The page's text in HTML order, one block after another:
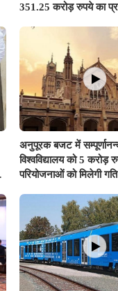
351.25 करोड़ रुपये का
अनुपूरक बजट में
विश्वविद्यालय को 5 करोड़
परियोजनाओं को मिलेगी गति